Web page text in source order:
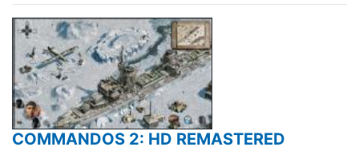
COMMANDOS 2: HD REMASTERED